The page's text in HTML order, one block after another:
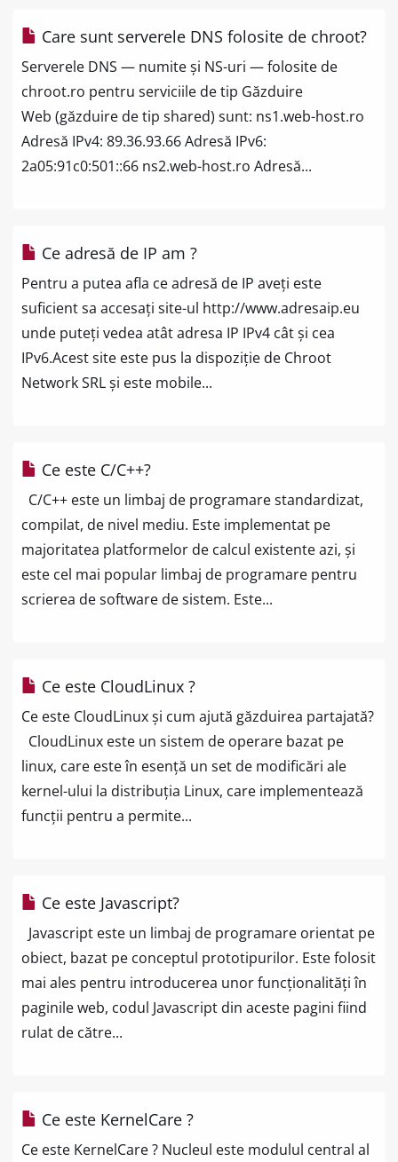
Care sunt serverele DNS folosite de chroot?
Serverele DNS — numite și NS-uri — folosite de
chroot.ro pentru serviciile de tip Găzduire
Web (găzduire de tip shared) sunt: ns1.web-host.ro
Adresă IPv4: 89.36.93.66 Adresă IPv6:
2a05:91c0:501::66 ns2.web-host.ro Adresă...
Ce adresă de IP am ?
Pentru a putea afla ce adresă de IP aveți este
suficient sa accesați site-ul http://www.adresaip.eu
unde puteți vedea atât adresa IP IPv4 cât și cea
IPv6.Acest site este pus la dispoziție de Chroot
Network SRL și este mobile...
Ce este C/C++?
C/C++ este un limbaj de programare standardizat,
compilat, de nivel mediu. Este implementat pe
majoritatea platformelor de calcul existente azi, și
este cel mai popular limbaj de programare pentru
scrierea de software de sistem. Este...
Ce este CloudLinux ?
Ce este CloudLinux și cum ajută găzduirea partajată?
CloudLinux este un sistem de operare bazat pe
linux, care este în esență un set de modificări ale
kernel-ului la distribuția Linux, care implementează
funcții pentru a permite...
Ce este Javascript?
Javascript este un limbaj de programare orientat pe
obiect, bazat pe conceptul prototipurilor. Este folosit
mai ales pentru introducerea unor funcționalități în
paginile web, codul Javascript din aceste pagini fiind
rulat de către...
Ce este KernelCare ?
Ce este KernelCare ? Nucleul este modulul central al